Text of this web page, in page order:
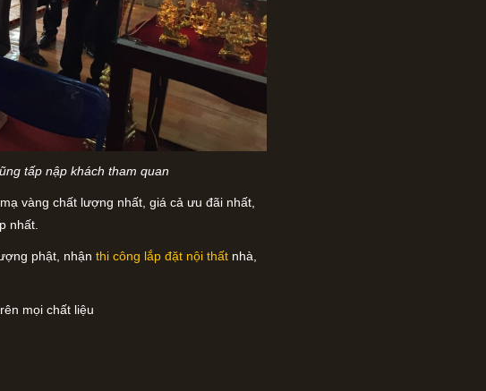
tấp nập khách tham quan
vàng chất lượng nhất, giá cả ưu đãi nhất,
nhất.
phật, nhận thi công lắp đặt nội thất nhà,
mọi chất liệu